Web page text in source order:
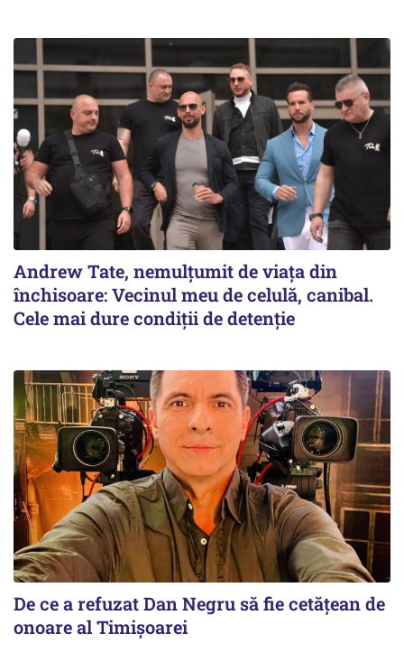
Andrew Tate, nemulțumit de viața din
închisoare: Vecinul meu de celulă, canibal.
Cele mai dure condiții de detenție
De ce a refuzat Dan Negru să fie cetățean de
onoare al Timișoarei